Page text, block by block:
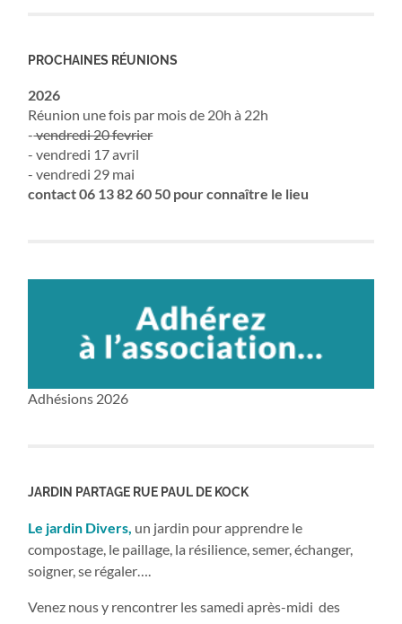
PROCHAINES RÉUNIONS
2026
Réunion une fois par mois de 20h à 22h
-vendredi 20 fevrier
- vendredi 17 avril
- vendredi 29 mai
contact 06 13 82 60 50 pour connaître le lieu
Adhésions 2026
JARDIN PARTAGE RUE PAUL DE KOCK
Le jardin Divers, un jardin pour apprendre le
compostage, le paillage, la résilience, semer, échanger,
soigner, se régaler….
Venez nous y rencontrer les samedi après-midi des